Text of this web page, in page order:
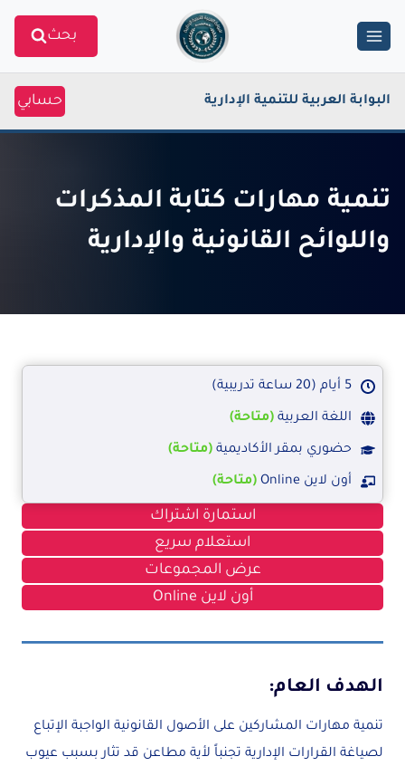
بحث
البوابة العربية للتنمية الإدارية حسابي
تنمية مهارات كتابة المذكرات
واللوائح القانونية والإدارية
5 أيام (20 ساعة تدريبية)
اللغة العربية (متاحة)
حضوري بمقر الأكاديمية (متاحة)
أون لاين Online (متاحة)
استمارة اشتراك
استعلام سريع
عرض المجموعات
أون لاين Online
الهدف العام:
تنمية مهارات المشاركين على الأصول القانونية الواجبة الإتباع
لصياغة القرارات الإدارية تجنباً لأية مطاعن قد تثار بسبب عيوب